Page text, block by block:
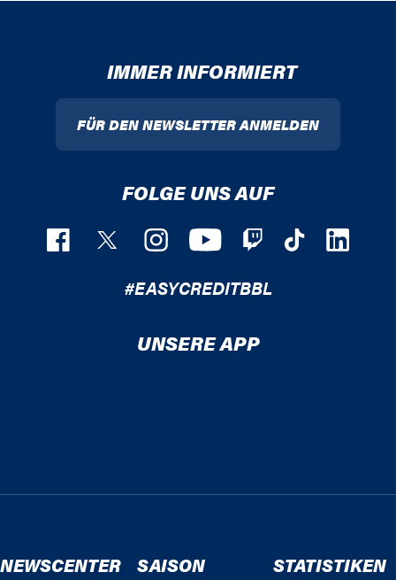
IMMER INFORMIERT
FÜR DEN NEWSLETTER ANMELDEN
FOLGE UNS AUF
#EASYCREDITBBL
UNSERE APP
NEWSCENTER SAISON STATISTIKEN